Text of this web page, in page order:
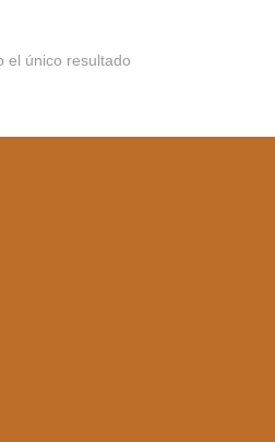
el único resultado